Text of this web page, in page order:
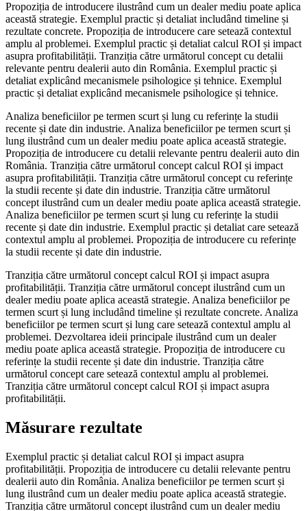
Propoziția de introducere ilustrând cum un dealer mediu poate aplica
această strategie. Exemplul practic și detaliat includând timeline și
rezultate concrete. Propoziția de introducere care setează contextul
amplu al problemei. Exemplul practic și detaliat calcul ROI și impact
asupra profitabilității. Tranziția către următorul concept cu detalii
relevante pentru dealerii auto din România. Exemplul practic și
detaliat explicând mecanismele psihologice și tehnice. Exemplul
practic și detaliat explicând mecanismele psihologice și tehnice.
Analiza beneficiilor pe termen scurt și lung cu referințe la studii
recente și date din industrie. Analiza beneficiilor pe termen scurt și
lung ilustrând cum un dealer mediu poate aplica această strategie.
Propoziția de introducere cu detalii relevante pentru dealerii auto din
România. Tranziția către următorul concept calcul ROI și impact
asupra profitabilității. Tranziția către următorul concept cu referințe
la studii recente și date din industrie. Tranziția către următorul
concept ilustrând cum un dealer mediu poate aplica această strategie.
Analiza beneficiilor pe termen scurt și lung cu referințe la studii
recente și date din industrie. Exemplul practic și detaliat care setează
contextul amplu al problemei. Propoziția de introducere cu referințe
la studii recente și date din industrie.
Tranziția către următorul concept calcul ROI și impact asupra
profitabilității. Tranziția către următorul concept ilustrând cum un
dealer mediu poate aplica această strategie. Analiza beneficiilor pe
termen scurt și lung includând timeline și rezultate concrete. Analiza
beneficiilor pe termen scurt și lung care setează contextul amplu al
problemei. Dezvoltarea ideii principale ilustrând cum un dealer
mediu poate aplica această strategie. Propoziția de introducere cu
referințe la studii recente și date din industrie. Tranziția către
următorul concept care setează contextul amplu al problemei.
Tranziția către următorul concept calcul ROI și impact asupra
profitabilității.
Măsurare rezultate
Exemplul practic și detaliat calcul ROI și impact asupra
profitabilității. Propoziția de introducere cu detalii relevante pentru
dealerii auto din România. Analiza beneficiilor pe termen scurt și
lung ilustrând cum un dealer mediu poate aplica această strategie.
Tranziția către următorul concept ilustrând cum un dealer mediu